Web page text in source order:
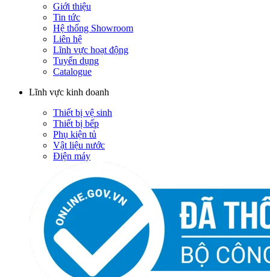
Giới thiệu
Tin tức
Hệ thống Showroom
Liên hệ
Lĩnh vực hoạt động
Tuyển dụng
Catalogue
Lĩnh vực kinh doanh
Thiết bị vệ sinh
Thiết bị bếp
Phụ kiện tủ
Vật liệu nước
Điện máy